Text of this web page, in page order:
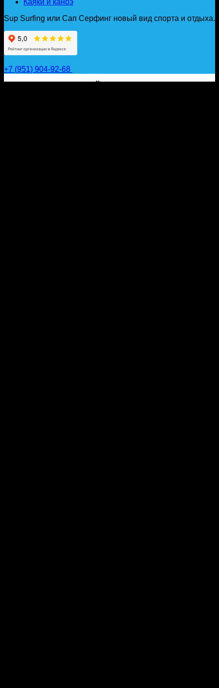
Sup Surfing или Сап Серфинг новый вид спорта и отдыха.
+7 (951) 904-92-68